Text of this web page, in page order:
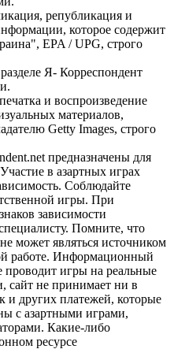
републикация и
которое содержит
EPA / UPG, строго
Я- Корреспондент
и воспроизведение
материалов,
Getty Images, строго
предназначены для
в азартных играх
Соблюдайте
игры. При
зависимости
Помните, что
может являться источником
работе. Информационный
проводит игры на реальные
сайт не принимает ни в
и других платежей, которые
с азартными играми,
Какие-либо
ресурсе